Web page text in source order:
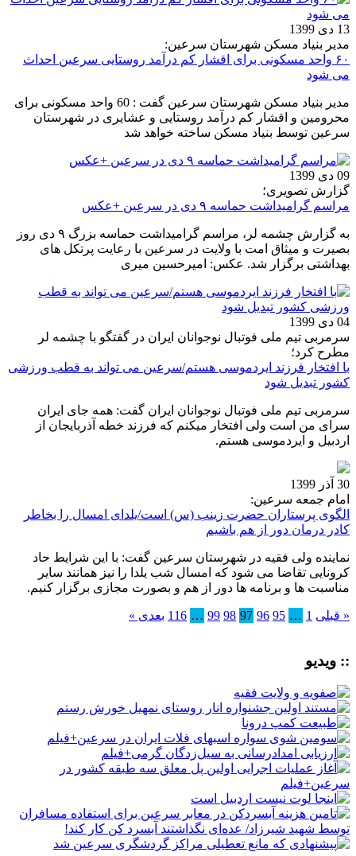
13 دی 1399
مدیر بنیاد مسکن شهرستان سرعین:
۶۰ واحد مسکونی برای اقشار کم درآمد روستایی سرعین احداث
می شود
مدیر بنیاد مسکن شهرستان سرعین گفت : 60 واحد مسکونی برای
محرومین و اقشار کم درآمد روستایی و عشایری در شهرستان
سرعین توسط بنیاد مسکن ساخته خواهد شد
09 دی 1399
گزارش تصویری؛
مراسم گرامیداشت حماسه ۹ دی در سرعین +عکس
به گزارش چشمه لر، مراسم گرامیداشت حماسه بزرگ ۹ دی روز
بصیرت و میثاق امت با ولایت در سرعین با رعایت پرتکل های
بهداشتی برگزار شد. عکس: امیرحسین میری
04 دی 1399
سرمربی تیم ملی فوتبال نوجوانان ایران در گفتگو با چشمه لر
مطرح کرد؛
با افتخار فرزند ایردموسی هستم/سرعین می تواند به قطب ورزشی
کشور تبدیل شود
سرمربی تیم ملی فوتبال نوجوانان ایران گفت: همه جای ایران
سرای من است ولی افتخار میکنم که فرزند خطه آذربایجان از
اردبیل و ایردموسی هستم.
30 آذر 1399
امام جمعه سرعین:
الگوی پرستاران حضرت زینب (س) است/یلدای امسال را بخاطر
کادر درمان دور از هم باشیم
نماینده ولی فقیه در شهرستان سرعین گفت: با این شرایط حاد
کرونایی تقاضا می شود که امسال شب یلدا را نیز همانند سایر
مناسبت ها و برنامه ها دور از هم و بصورت مجازی برگزار کنیم.
« قبلی 1
…
95
96
97
98
99
…
116 بعدی »
:: ویدیو